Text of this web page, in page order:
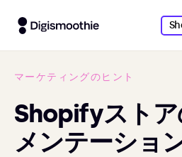
マーケティングのヒント
Shopifyストア
メンテーショ